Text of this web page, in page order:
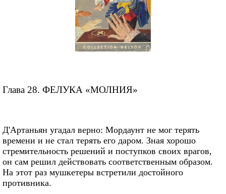
Глава 28. ФЕЛУКА «МОЛНИЯ»
Д'Артаньян угадал верно: Мордаунт не мог терять
времени и не стал терять его даром. Зная хорошо
стремительность решений и поступков своих врагов,
он сам решил действовать соответственным образом.
На этот раз мушкетеры встретили достойного
противника.